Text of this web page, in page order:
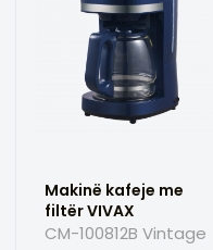
Makinë kafeje me
filtër VIVAX
CM-100812B Vintage